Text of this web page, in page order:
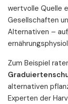
wertvolle Quelle
Gesellschaften
Alternativen –
Zum Beispiel
alternativen
Experten der